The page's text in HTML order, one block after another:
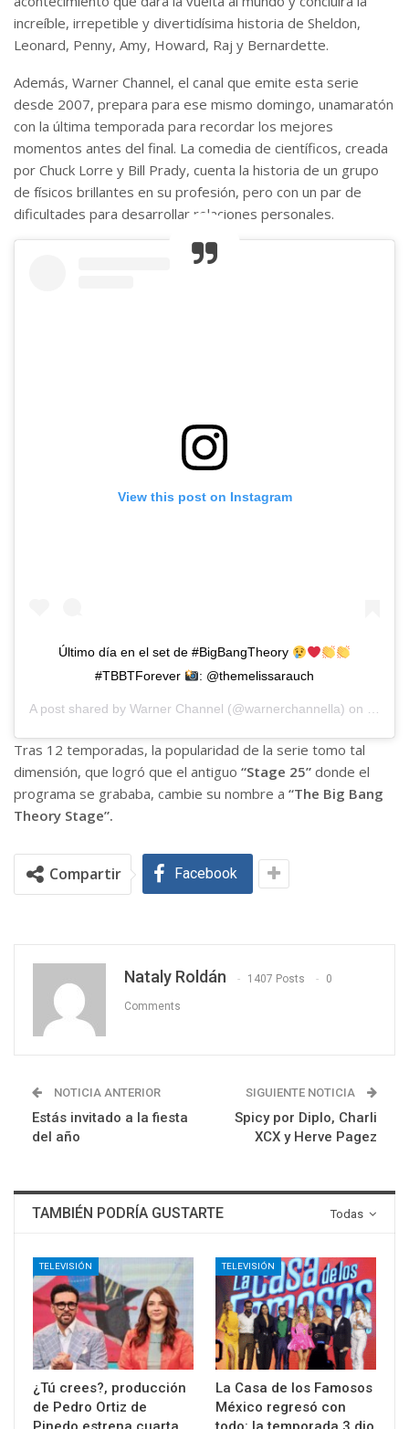
increíble, irrepetible y divertidísima historia de Sheldon,
Leonard, Penny, Amy, Howard, Raj y Bernardette.
Además, Warner Channel, el canal que emite esta serie
desde 2007, prepara para ese mismo domingo, unamaratón
con la última temporada para recordar los mejores
momentos antes del final. La comedia de científicos, creada
por Chuck Lorre y Bill Prady, cuenta la historia de un grupo
de físicos brillantes en su profesión, pero con un par de
dificultades para desarrollar relaciones personales.
View this post on Instagram
Último día en el set de #BigBangTheory
#TBBTForever
: @themelissarauch
A post shared by Warner Channel (@warnerchannella) on
Tras 12 temporadas, la popularidad de la serie tomo tal
dimensión, que logró que el antiguo “Stage 25” donde el
programa se grababa, cambie su nombre a “The Big Bang
Theory Stage”.
Compartir Facebook
Nataly Roldán 1407 Posts 0
Comments
NOTICIA ANTERIOR
Estás invitado a la fiesta
del año
SIGUIENTE NOTICIA
Spicy por Diplo, Charli
XCX y Herve Pagez
Todas
TAMBIÉN PODRÍA GUSTARTE
TELEVISIÓN
¿Tú crees?, producción
de Pedro Ortiz de
TELEVISIÓN
La Casa de los Famosos
México regresó con